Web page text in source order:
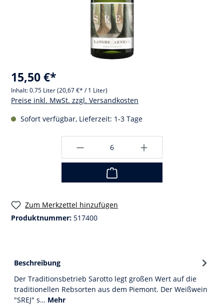
15,50 €*
Inhalt:0.75 Liter(20,67 €* / 1 Liter)
Preise inkl. MwSt. zzgl. Versandkosten
Sofort verfügbar, Lieferzeit: 1-3 Tage
Zum Merkzettel hinzufügen
Produktnummer: 517400
Beschreibung
Der Traditionsbetrieb Sarotto legt großen Wert auf die
traditionellen Rebsorten aus dem Piemont. Der Weißwein
"SREJ" s… Mehr